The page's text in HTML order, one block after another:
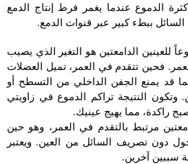
الدموع عندما يغمر فرط إنتاج الدمع
ببطء كبير عبر قنوات الدمع.
للعينين الدامعتين هو التغير الذي يصيب
فحين تتقدم في العمر، تميل العضلات
قد يمنع الجفن الداخلي من التسطح أو
وتكون النتيجة تراكم الدموع في زاويتي
راكدة، مما يهيج عينيك.
مرتبط بالتقدم في العمر، وهو حين
دون تصريف السائل من العين. ويعتبر
سببين آخرين.